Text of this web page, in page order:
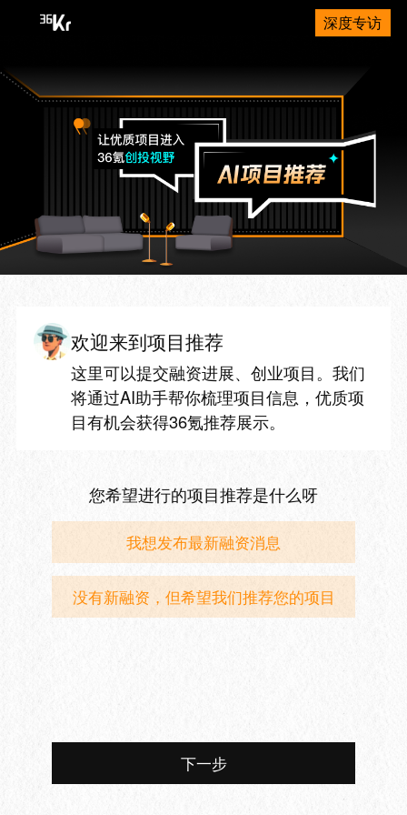
深度专访
欢迎来到项目推荐
这里可以提交融资进展、创业项目。我们
将通过AI助手帮你梳理项目信息，优质项
目有机会获得36氪推荐展示。
您希望进行的项目推荐是什么呀
我想发布最新融资消息
没有新融资，但希望我们推荐您的项目
下一步